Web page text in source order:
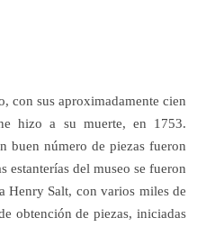
con sus aproximadamente cien
hizo a su muerte, en 1753.
buen número de piezas fueron
estanterías del museo se fueron
Henry Salt, con varios miles de
obtención de piezas, iniciadas